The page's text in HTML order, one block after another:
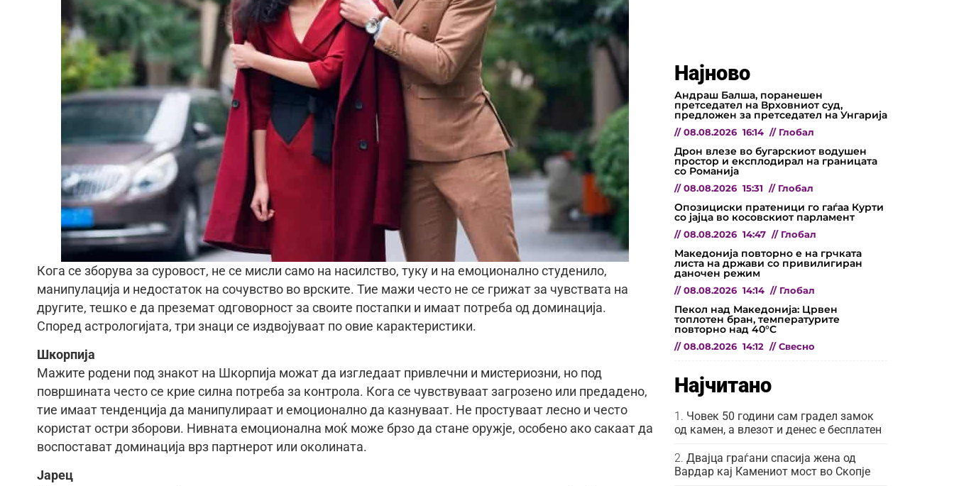
Кога се зборува за суровост, не се мисли само на насилство, туку и на емоционално студенило,
манипулација и недостаток на сочувство во врските. Тие мажи често не се грижат за чувствата на
другите, тешко е да преземат одговорност за своите постапки и имаат потреба од доминација.
Според астрологијата, три знаци се издвојуваат по овие карактеристики.
Шкорпија
Мажите родени под знакот на Шкорпија можат да изгледаат привлечни и мистериозни, но под
површината често се крие силна потреба за контрола. Кога се чувствуваат загрозено или предадено,
тие имаат тенденција да манипулираат и емоционално да казнуваат. Не простуваат лесно и често
користат остри зборови. Нивната емоционална моќ може брзо да стане оружје, особено ако сакаат да
воспостават доминација врз партнерот или околината.
Јарец
Најново
Андраш Балша, поранешен
претседател на Врховниот суд,
предложен за претседател на Унгарија
// 08.08.2026 16:14 // Глобал
Дрон влезе во бугарскиот водушен
простор и експлодирал на границата
со Романија
// 08.08.2026 15:31 // Глобал
Опозициски пратеници го гаѓаа Курти
со јајца во косовскиот парламент
// 08.08.2026 14:47 // Глобал
Македонија повторно е на грчката
листа на држави со привилигиран
даночен режим
// 08.08.2026 14:14 // Глобал
Пекол над Македонија: Црвен
топлотен бран, температурите
повторно над 40°C
// 08.08.2026 14:12 // Свесно
Најчитано
Човек 50 години сам градел замок
од камен, а влезот и денес е бесплатен
Двајца граѓани спасија жена од
Вардар кај Камениот мост во Скопје